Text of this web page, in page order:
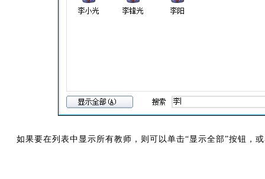
如果要在列表中显示所有教师，则可以单击“显示全部”按钮，